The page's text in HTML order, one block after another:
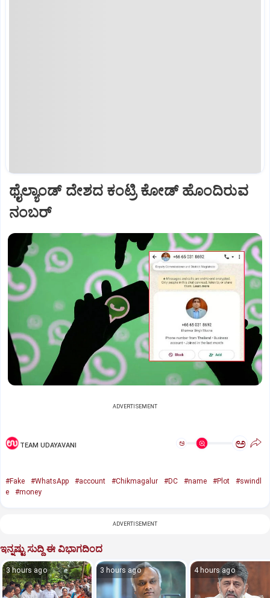
ಥೈಲ್ಯಾಂಡ್ ದೇಶದ ಕಂಟ್ರಿ ಕೋಡ್ ಹೊಂದಿರುವ
ನಂಬರ್‌
ADVERTISEMENT
TEAM UDAYAVANI ಅ ಅ
#Fake #WhatsApp #account #Chikmagalur #DC #name #Plot
#swindl
e
#money
ADVERTISEMENT
ಇನ್ನಷ್ಟು ಸುದ್ದಿ ಈ ವಿಭಾಗದಿಂದ
3 hours ago 3 hours ago 4 hours ago